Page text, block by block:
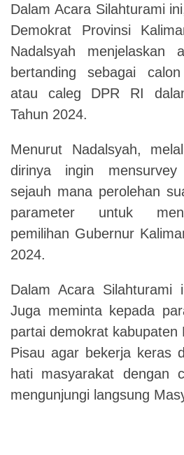
Dalam Acara Silahturami
Demokrat Provinsi
Nadalsyah menjelaskan
bertanding sebagai
atau caleg DPR RI
Tahun 2024.
Menurut Nadalsyah,
dirinya ingin
sejauh mana perolehan
parameter untuk
pemilihan Gubernur
2024.
Dalam Acara Silahturami
Juga meminta kepada
partai demokrat kabupaten
Pisau agar bekerja keras
hati masyarakat dengan
mengunjungi langsung